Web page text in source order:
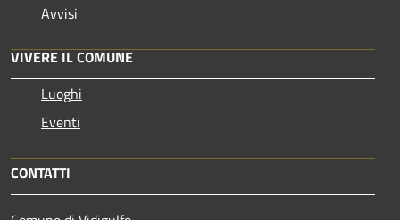
Avvisi
VIVERE IL COMUNE
Luoghi
Eventi
CONTATTI